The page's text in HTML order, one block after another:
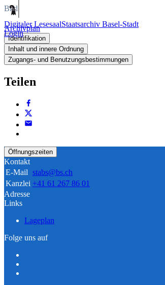
Digitaler LesesaalStaatsarchiv Basel-Stadt
Login
Bild
Archivplan
Identifikation
Inhalt und innere Ordnung
Zugangs- und Benutzungsbestimmungen
Teilen
Öffnungszeiten
Kontakt
E-Mail stabs@bs.ch
Kanzlei +41 61 267 86 01
Adresse
Links
Lageplan
Folge uns auf